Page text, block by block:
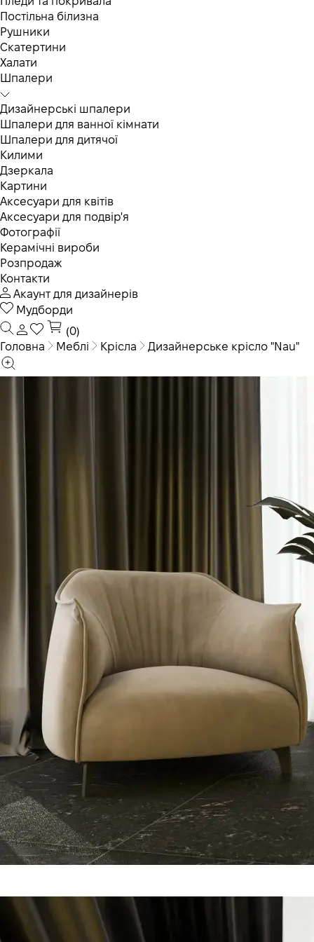
Постільна білизна
Рушники
Скатертини
Халати
Шпалери
Дизайнерські шпалери
Шпалери для ванної кімнати
Шпалери для дитячої
Килими
Дзеркала
Картини
Аксесуари для квітів
Аксесуари для подвір'я
Фотографії
Керамічні вироби
Розпродаж
Контакти
Акаунт для дизайнерів
Мудборди
(0)
Головна
Меблі Крісла Дизайнерське крісло "Nau"